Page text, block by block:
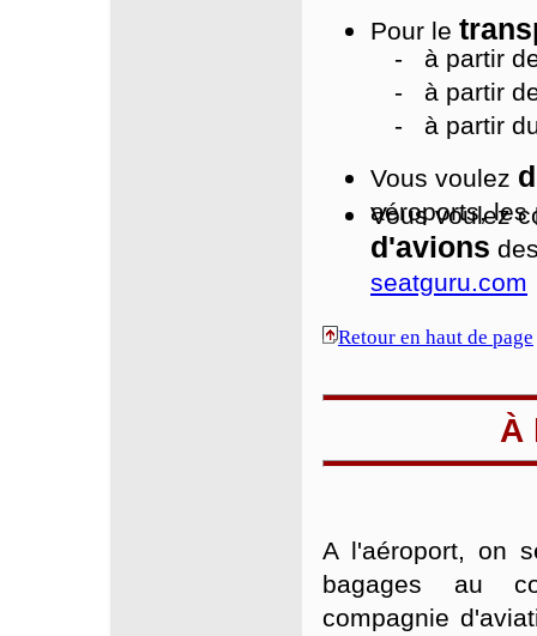
Pour le
- à partir de
- à partir de
- à partir du
Vous voulez
aéroports,
Vous voulez
d'avions
seatguru.com
Retour en haut de page
À
A l'aéroport, on
bagages au
compagnie